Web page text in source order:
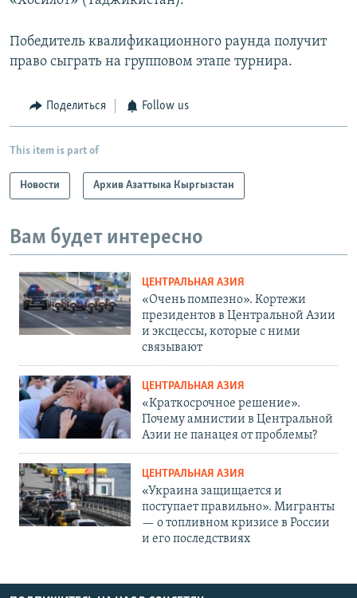
Победитель квалификационного раунда получит
право сыграть на групповом этапе турнира.
Поделиться Follow us
This item is part of
Новости Архив Азаттыка Кыргызстан
Вам будет интересно
ЦЕНТРАЛЬНАЯ АЗИЯ
«Очень помпезно». Кортежи
президентов в Центральной Азии
и эксцессы, которые с ними
связывают
ЦЕНТРАЛЬНАЯ АЗИЯ
«Краткосрочное решение».
Почему амнистии в Центральной
Азии не панацея от проблемы?
ЦЕНТРАЛЬНАЯ АЗИЯ
«Украина защищается и
поступает правильно». Мигранты
— о топливном кризисе в России
и его последствиях